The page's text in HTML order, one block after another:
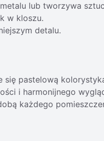
lub tworzywa
w kloszu.
detalu.
się pastelową
i harmonijnego
każdego